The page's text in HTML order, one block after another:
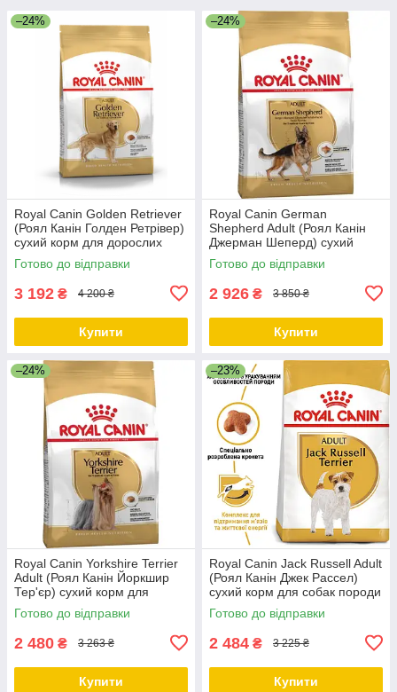
–24%
Royal Canin Golden Retriever
(Роял Канін Голден Ретрівер)
сухий корм для дорослих
собак, 12 КГ
Готово до відправки
3 192 ₴ 4 200 ₴
Купити
–24%
Royal Canin German
Shepherd Adult (Роял Канін
Джерман Шеперд) сухий
корм для собак породи
Німецька Вівчарка, 11 КГ
Готово до відправки
2 926 ₴ 3 850 ₴
Купити
–24%
Royal Canin Yorkshire Terrier
Adult (Роял Канін Йоркшир
Тер'єр) сухий корм для
дорослих собак., 7.5 КГ
Готово до відправки
2 480 ₴ 3 263 ₴
Купити
–23%
Royal Canin Jack Russell Adult
(Роял Канін Джек Рассел)
сухий корм для собак породи
Джек Рассел, 7.5 КГ
Готово до відправки
2 484 ₴ 3 225 ₴
Купити